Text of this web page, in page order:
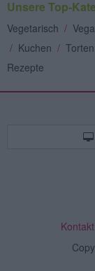
Unsere Top-
Vegetarisch /
/ Kuchen / Torten
Rezepte
Kontakt